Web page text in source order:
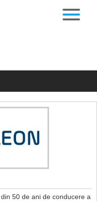
50 de ani de conducere a